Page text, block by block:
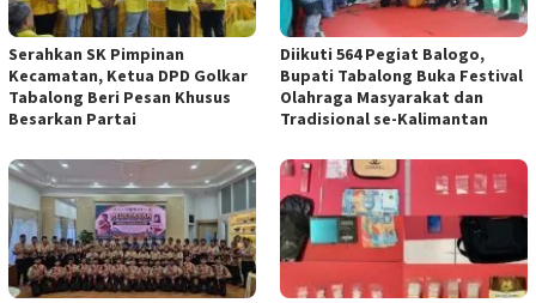
Serahkan SK Pimpinan
Kecamatan, Ketua DPD Golkar
Tabalong Beri Pesan Khusus
Besarkan Partai
Diikuti 564 Pegiat Balogo,
Bupati Tabalong Buka Festival
Olahraga Masyarakat dan
Tradisional se-Kalimantan